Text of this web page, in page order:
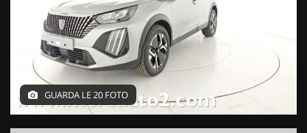
CONTATTI
GUARDA LE 20 FOTO